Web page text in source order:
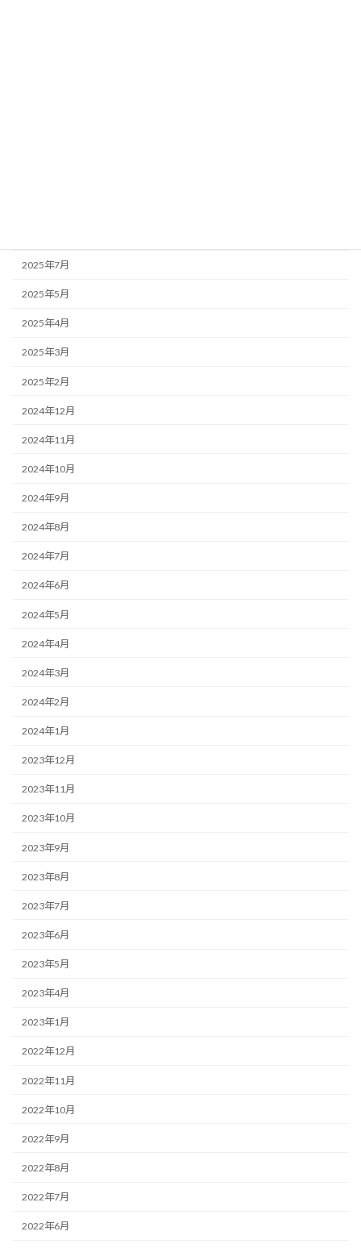
2025年7月
2025年5月
2025年4月
2025年3月
2025年2月
2024年12月
2024年11月
2024年10月
2024年9月
2024年8月
2024年7月
2024年6月
2024年5月
2024年4月
2024年3月
2024年2月
2024年1月
2023年12月
2023年11月
2023年10月
2023年9月
2023年8月
2023年7月
2023年6月
2023年5月
2023年4月
2023年1月
2022年12月
2022年11月
2022年10月
2022年9月
2022年8月
2022年7月
2022年6月